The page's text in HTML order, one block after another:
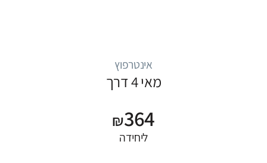
אינטרפוץ
מאי 4 דרך
₪364
ליחידה